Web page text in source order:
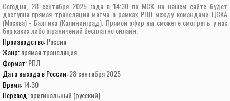
Сегодня, 28 сентября 2025 года в 14:30 по МСК на нашем сайте будет
доступна прямая трансляция матча в рамках РПЛ между командами ЦСКА
(Москва) - Балтика (Калининград). Прямой эфир вы сможете смотреть у нас
без каких либо ограничений бесплатно онлайн.
Производство:Россия
Жанр:прямая трансляция
Формат:РПЛ
Дата выхода в России:28 сентября 2025
Время:14:30
Перевод:оригинальный (русский)